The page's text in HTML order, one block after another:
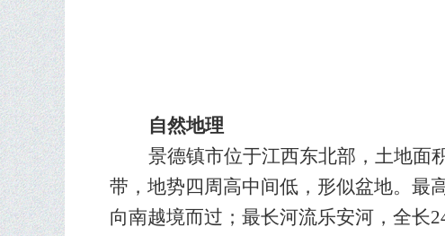
自然地理
景德镇市位于江西东北部，土地面
带，地势四周高中间低，形似盆地。最
向南越境而过；最长河流乐安河，全长